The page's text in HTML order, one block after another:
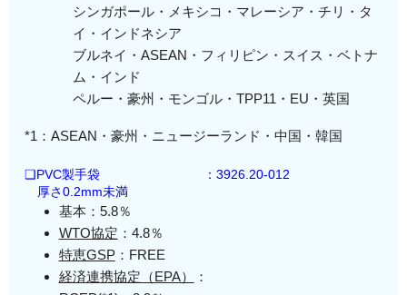
シンガポール・メキシコ・マレーシア・チリ・タ
イ・インドネシア
ブルネイ・ASEAN・フィリピン・スイス・ベトナ
ム・インド
ペルー・豪州・モンゴル・TPP11・EU・英国
*1：ASEAN・豪州・ニュージーランド・中国・韓国
❑PVC製手袋
：3926.20-012
厚さ0.2mm未満
基本：5.8％
WTO協定 ：4.8％
特恵GSP：FREE
経済連携協定（EPA）
：